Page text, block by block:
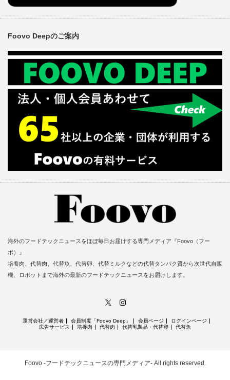
Foovo Deepのご案内
海外のフードテックニュースをほぼ毎日お届けする専門メディア『Foovo（フー
ボ）』
培養肉、代替肉、代替魚、代替卵、代替ミルクなどの代替タンパク質から次世代自販
機、ロボットまで海外の最新のフードテックニュースをお届けします。
運営会社／運営者 会員制度「Foovo Deep」 会員ページ
ログインページ
広告サービス
培養肉 代替肉 代替乳製品・代替卵 代替魚
Foovo -フードテックニュースの専門メディア-All rights reserved.